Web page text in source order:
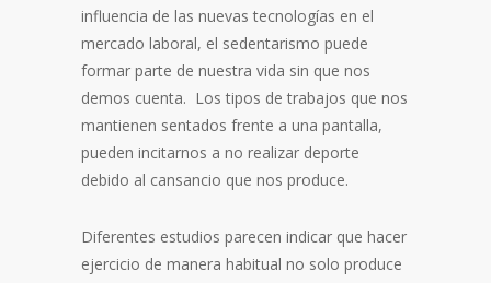
influencia de las nuevas tecnologías en el
mercado laboral, el sedentarismo puede
formar parte de nuestra vida sin que nos
demos cuenta. Los tipos de trabajos que nos
mantienen sentados frente a una pantalla,
pueden incitarnos a no realizar deporte
debido al cansancio que nos produce.
Diferentes estudios parecen indicar que hacer
ejercicio de manera habitual no solo produce